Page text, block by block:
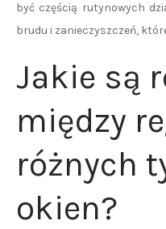
być częścią rutynowych
brudu i zanieczyszczeń,
Jakie są
między
różnych
okien?